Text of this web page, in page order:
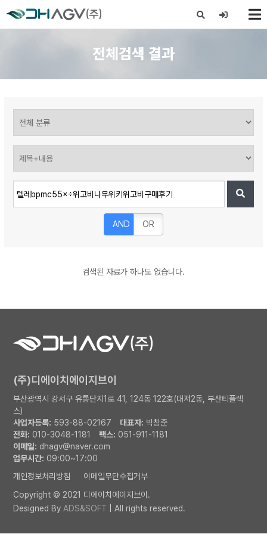
전체검색 결과
AND OR
검색된 자료가 하나도 없습니다.
(주)디에이치에이지브이
부산광역시 강서구 유통단지1로 41, 124동 122호(대저2동, 부산티플렉
스)
사업자등록: 593-88-02167 대표자: 박창준
전화: 010-3048-1181 팩스: 051-911-1181
이메일: dhagv@naver.com
업무시간: 09:00~17:00
개인정보처리방침
이메일무단수집거부
Copyright © 2021 디에이치에이지브이.
Designed By ADS&SOFT | All rights reserved.